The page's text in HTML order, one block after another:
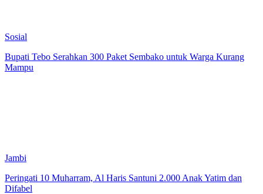
Sosial
Bupati Tebo Serahkan 300 Paket Sembako untuk Warga Kurang
Mampu
Jambi
Peringati 10 Muharram, Al Haris Santuni 2.000 Anak Yatim dan
Difabel